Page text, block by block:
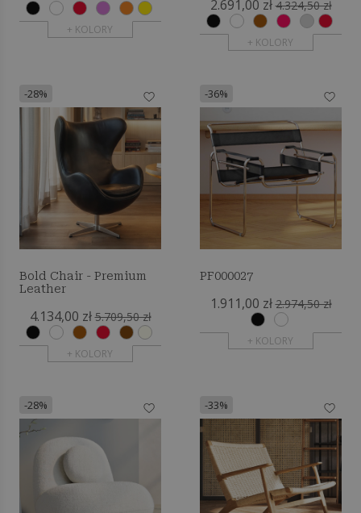
+ KOLORY
2.691,00 zł 4.324,50 zł
+ KOLORY
-28%
Bold Chair - Premium
Leather
4.134,00 zł 5.709,50 zł
+ KOLORY
-36%
PF000027
1.911,00 zł 2.974,50 zł
+ KOLORY
-28% -33%